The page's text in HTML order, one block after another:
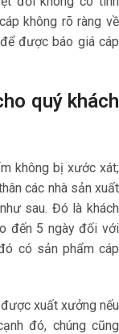
không rõ ràng về
để đượcbáo giá cáp
quý khách
không bị xước xát;
các nhà sản xuất
sau. Đó là khách
đến 5 ngày đối với
có sản phẩm cáp
xuất xưởng nếu
đó, chúng cũng